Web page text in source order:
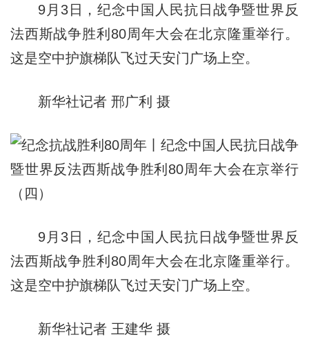
9月3日，纪念中国人民抗日战争暨世界反
法西斯战争胜利80周年大会在北京隆重举行。
这是空中护旗梯队飞过天安门广场上空。
新华社记者 邢广利 摄
9月3日，纪念中国人民抗日战争暨世界反
法西斯战争胜利80周年大会在北京隆重举行。
这是空中护旗梯队飞过天安门广场上空。
新华社记者 王建华 摄